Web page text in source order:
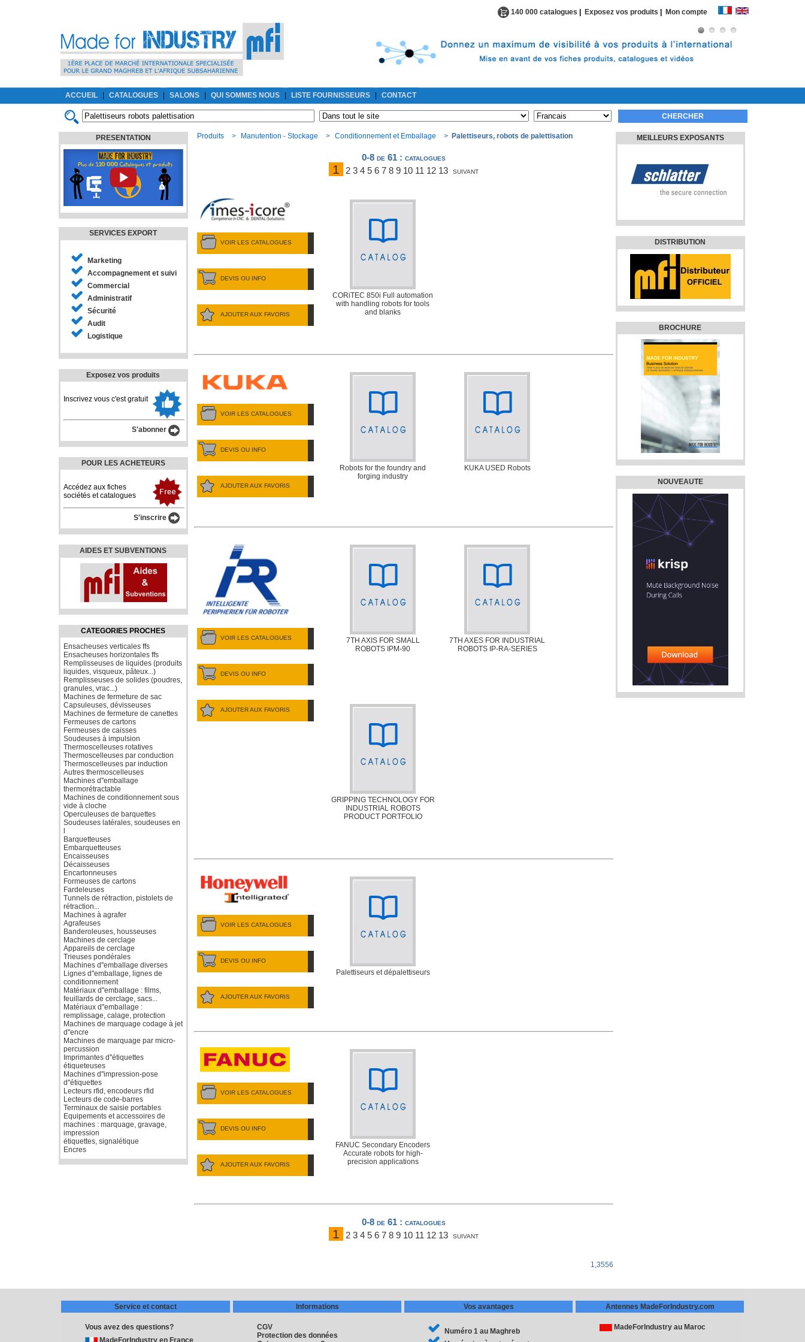
140 000 catalogues Exposez vos produits Mon compte
ACCUEIL CATALOGUES SALONS QUI SOMMES NOUS LISTE FOURNISSEURS CONTACT
PRESENTATION
SERVICES EXPORT
Marketing
Accompagnement et suivi
Commercial
Administratif
Sécurité
Audit
Logistique
Exposez vos produits
Inscrivez vous c'est gratuit
S'abonner
POUR LES ACHETEURS
Accédez aux fiches
sociétés et catalogues
S'inscrire
AIDES ET SUBVENTIONS
CATEGORIES PROCHES
Ensacheuses verticales ffs
Ensacheuses horizontales ffs
Remplisseuses de liquides (produits
liquides, visqueux, pâteux...)
Remplisseuses de solides (poudres,
granules, vrac...)
Machines de fermeture de sac
Capsuleuses, dévisseuses
Machines de fermeture de canettes
Fermeuses de cartons
Fermeuses de caisses
Soudeuses à impulsion
Thermoscelleuses rotatives
Thermoscelleuses par conduction
Thermoscelleuses par induction
Autres thermoscelleuses
Machines d''emballage
thermorétractable
Machines de conditionnement sous
vide à cloche
Operculeuses de barquettes
Soudeuses latérales, soudeuses en
Barquetteuses
Embarquetteuses
Encaisseuses
Décaisseuses
Encartonneuses
Formeuses de cartons
Fardeleuses
Tunnels de rétraction, pistolets de
rétraction...
Machines à agrafer
Agrafeuses
Banderoleuses, housseuses
Machines de cerclage
Appareils de cerclage
Trieuses pondérales
Machines d''emballage diverses
Lignes d''emballage, lignes de
conditionnement
Matériaux d''emballage : films,
feuillards de cerclage, sacs...
Matériaux d''emballage :
remplissage, calage, protection
Machines de marquage codage à jet
d''encre
Machines de marquage par micro-
percussion
Imprimantes d''étiquettes
étiqueteuses
Machines d''impression-pose
d''étiquettes
Lecteurs rfid, encodeurs rfid
Lecteurs de code-barres
Terminaux de saisie portables
Equipements et accessoires de
machines : marquage, gravage,
impression
étiquettes, signalétique
Encres
Produits > Manutention - Stockage > Conditionnement et Emballage > Palettiseurs, robots de palettisation
0-8 de 61: catalogues
1 2 3 4 5 6 7 8 9 10 11 12 13 suivant
VOIR LES CATALOGUES
DEVIS OU INFO
AJOUTER AUX FAVORIS
CORiTEC 850i Full automation
with handling robots for tools
and blanks
VOIR LES CATALOGUES
DEVIS OU INFO
AJOUTER AUX FAVORIS
Robots for the foundry and
forging industry
KUKA USED Robots
VOIR LES CATALOGUES
DEVIS OU INFO
AJOUTER AUX FAVORIS
7TH AXIS FOR SMALL
ROBOTS IPM-90
7TH AXES FOR INDUSTRIAL
ROBOTS IP-RA-SERIES
GRIPPING TECHNOLOGY FOR
INDUSTRIAL ROBOTS
PRODUCT PORTFOLIO
VOIR LES CATALOGUES
DEVIS OU INFO
AJOUTER AUX FAVORIS
Palettiseurs et dépalettiseurs
VOIR LES CATALOGUES
DEVIS OU INFO
AJOUTER AUX FAVORIS
FANUC Secondary Encoders
Accurate robots for high-
precision applications
0-8 de 61: catalogues
1 2 3 4 5 6 7 8 9 10 11 12 13 suivant
1,3556
MEILLEURS EXPOSANTS
DISTRIBUTION
BROCHURE
NOUVEAUTE
Service et contact Informations Vos avantages Antennes MadeForIndustry.com
Vous avez des questions?
CGV
Protection des données
Numéro 1 au Maghreb
MadeForIndustry au Maroc